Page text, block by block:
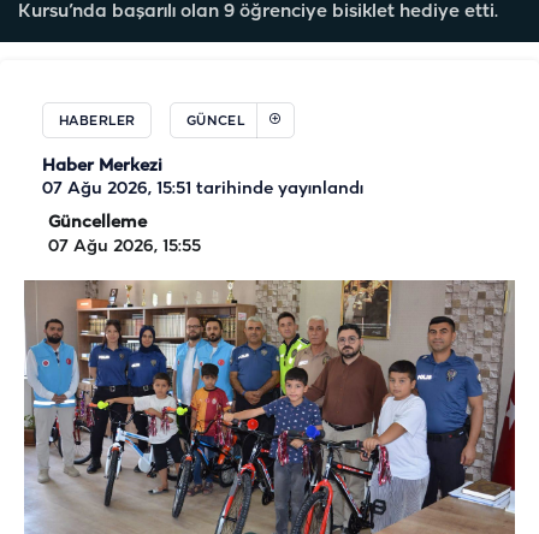
Kursu’nda başarılı olan 9 öğrenciye bisiklet hediye etti.
HABERLER GÜNCEL
Haber Merkezi
07 Ağu 2026, 15:51 tarihinde yayınlandı
Güncelleme
07 Ağu 2026, 15:55